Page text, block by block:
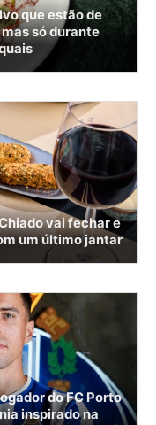
que estão de
só durante
vai fechar e
um último jantar
do FC Porto
inspirado na